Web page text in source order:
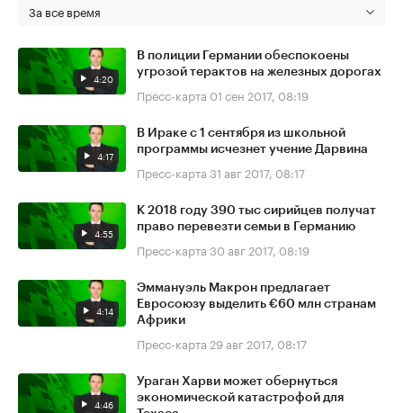
За все время
4:20
В полиции Германии обеспокоены
угрозой терактов на железных дорогах
Пресс-карта 01 сен 2017, 08:19
4:17
В Ираке с 1 сентября из школьной
программы исчезнет учение Дарвина
Пресс-карта 31 авг 2017, 08:17
4:55
К 2018 году 390 тыс сирийцев получат
право перевезти семьи в Германию
Пресс-карта 30 авг 2017, 08:19
4:14
Эммануэль Макрон предлагает
Евросоюзу выделить €60 млн странам
Африки
Пресс-карта 29 авг 2017, 08:17
4:46
Ураган Харви может обернуться
экономической катастрофой для